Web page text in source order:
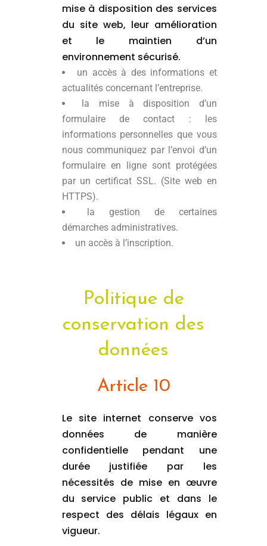
mise à disposition des services
du site web, leur amélioration
et le maintien d’un
environnement sécurisé.
un accès à des informations et
actualités concernant l’entreprise.
la mise à disposition d’un
formulaire de contact : les
informations personnelles que vous
nous communiquez par l’envoi d’un
formulaire en ligne sont protégées
par un certificat SSL. (Site web en
HTTPS).
la gestion de certaines
démarches administratives.
un accès à l’inscription.
Politique de
conservation des
données
Article 10
Le site internet conserve vos
données de manière
confidentielle pendant une
durée justifiée par les
nécessités de mise en œuvre
du service public et dans le
respect des délais légaux en
vigueur.